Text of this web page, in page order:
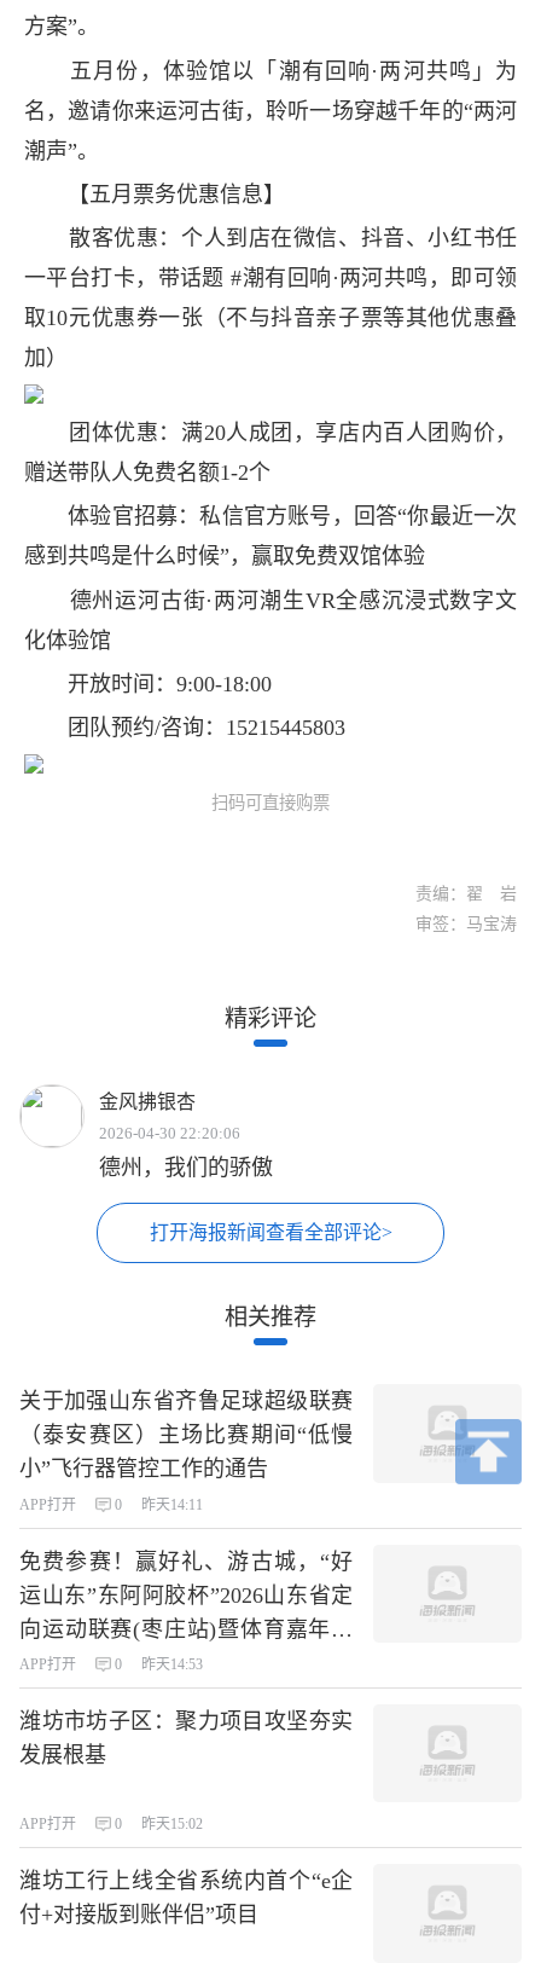
方案”。
五月份，体验馆以「潮有回响·两河共鸣」为
名，邀请你来运河古街，聆听一场穿越千年的“两河
潮声”。
【五月票务优惠信息】
散客优惠：个人到店在微信、抖音、小红书任
一平台打卡，带话题 #潮有回响·两河共鸣，即可领
取10元优惠券一张（不与抖音亲子票等其他优惠叠
加）
团体优惠：满20人成团，享店内百人团购价，
赠送带队人免费名额1-2个
体验官招募：私信官方账号，回答“你最近一次
感到共鸣是什么时候”，赢取免费双馆体验
德州运河古街·两河潮生VR全感沉浸式数字文
化体验馆
开放时间：9:00-18:00
团队预约/咨询：15215445803
扫码可直接购票
责编：翟 岩
审签：马宝涛
精彩评论
金风拂银杏
2026-04-30 22:20:06
德州，我们的骄傲
打开海报新闻查看全部评论>
相关推荐
关于加强山东省齐鲁足球超级联赛
（泰安赛区）主场比赛期间“低慢
小”飞行器管控工作的通告
APP打开 0 昨天14:11
免费参赛！赢好礼、游古城，“好
运山东”东阿阿胶杯”2026山东省定
向运动联赛(枣庄站)暨体育嘉年华
活动参赛攻略来了
APP打开 0 昨天14:53
潍坊市坊子区：聚力项目攻坚夯实
发展根基
APP打开 0 昨天15:02
潍坊工行上线全省系统内首个“e企
付+对接版到账伴侣”项目